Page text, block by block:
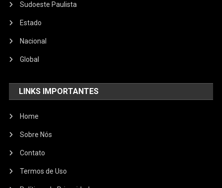
Sudoeste Paulista
Estado
Nacional
Global
LINKS IMPORTANTES
Home
Sobre Nós
Contato
Termos de Uso